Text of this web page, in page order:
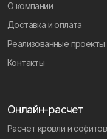
О компании
Доставка и оплата
Реализованные проекты
Контакты
Онлайн-расчет
Расчет кровли и софитов